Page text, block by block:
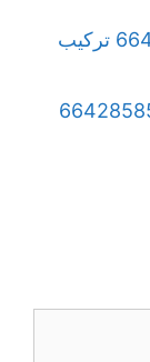
كاميرات مراقبة الشاليهات 66428585 تركيب
مراقبة المنطقة العاشرة 66428585